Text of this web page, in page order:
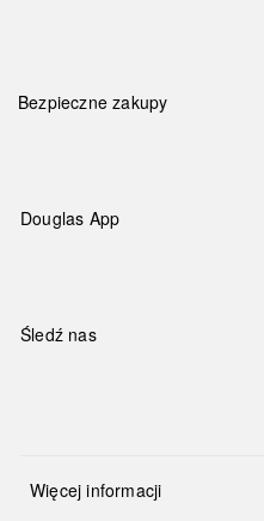
Bezpieczne zakupy
Douglas App
Śledź nas
Więcej informacji